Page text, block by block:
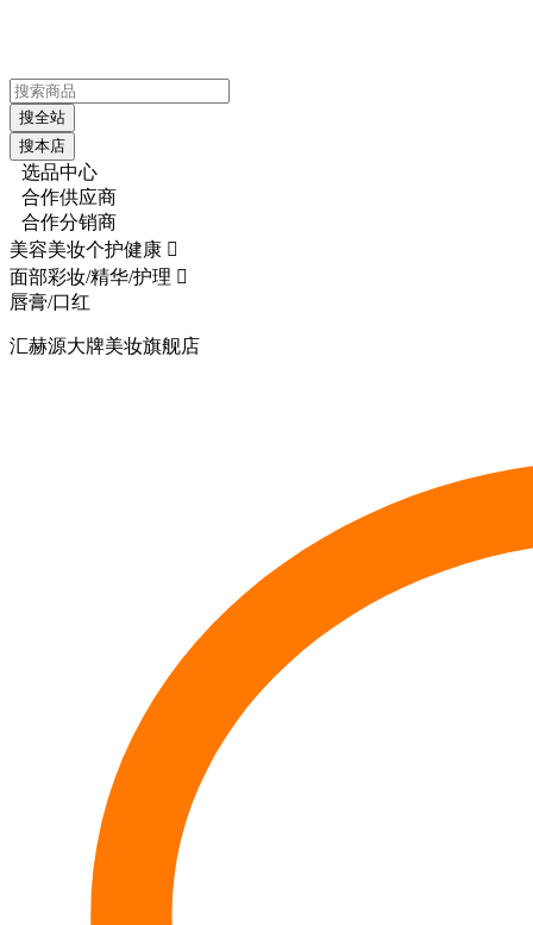
搜全站
搜本店
选品中心
合作供应商
合作分销商
美容美妆个护健康 
面部彩妆/精华/护理 
唇膏/口红
汇赫源大牌美妆旗舰店